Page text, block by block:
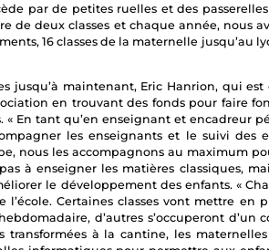
par de petites ruelles et des
de deux classes et chaque année, nous
16 classes de la maternelle jusqu’au
jusqu’à maintenant, Eric Hanrion, qui
en trouvant des fonds pour faire
« En tant qu’en enseignant et encadreur
les enseignants et le suivi des
nous les accompagnons au maximum
à enseigner les matières classiques,
le développement des enfants. «
l’école. Certaines classes vont mettre en
d’autres s’occuperont d’un
transformées à la cantine, les